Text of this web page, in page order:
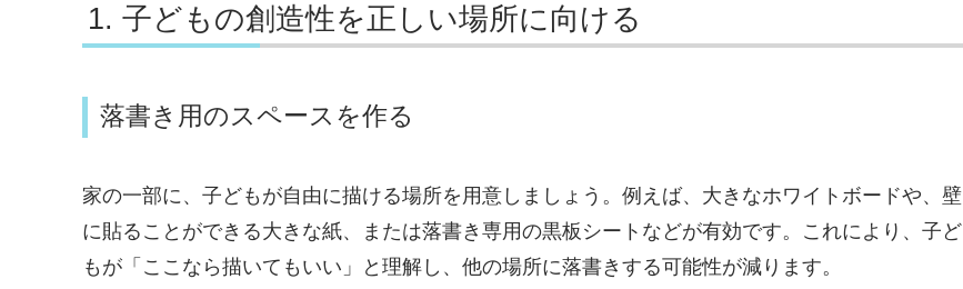
子どもの創造性を正しい場所に向ける
落書き用のスペースを作る
家の一部に、子どもが自由に描ける場所を用意しましょう。例えば、大きなホワイトボードや、壁
に貼ることができる大きな紙、または落書き専用の黒板シートなどが有効です。これにより、子ど
もが「ここなら描いてもいい」と理解し、他の場所に落書きする可能性が減ります。